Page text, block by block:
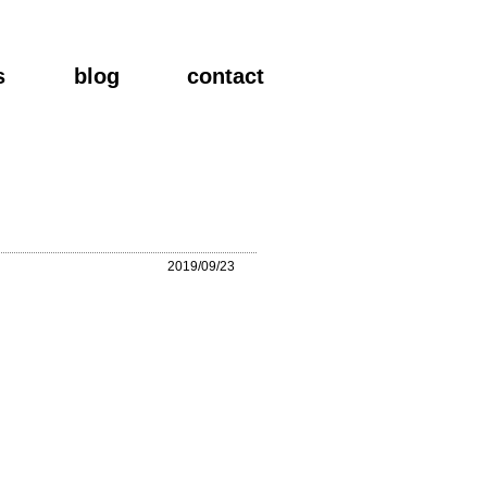
blog contact
2019/09/23